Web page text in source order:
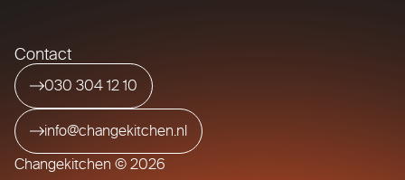
Contact
030 304 12 10
info@changekitchen.nl
Changekitchen © 2026